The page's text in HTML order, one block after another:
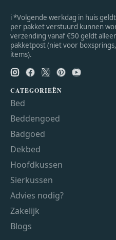
ℹ *Volgende werkdag in huis
per pakket verstuurd kunnen
verzending vanaf €50 geldt
pakketpost (niet voor
items).
CATEGORIEËN
Bed
Beddengoed
Badgoed
Dekbed
Hoofdkussen
Sierkussen
Advies nodig?
Zakelijk
Blogs